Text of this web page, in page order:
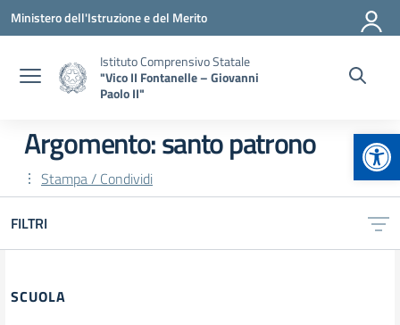
Vai ai contenuti
Vai al menu di navigazione
Vai al footer
Ministero dell'Istruzione e del Merito
Istituto Comprensivo Statale
"Vico II Fontanelle – Giovanni
Paolo II"
Argomento: santo patrono
Stampa / Condividi
FILTRI
Filtri
SCUOLA